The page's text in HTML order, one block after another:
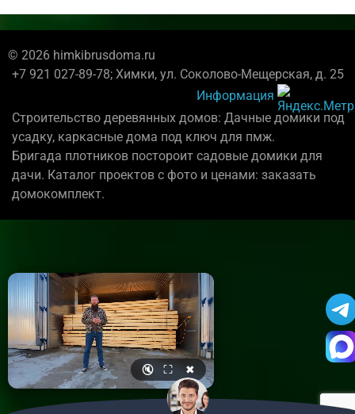
© 2026 himkibrusdoma.ru
+7 921 027-89-78; Химки, ул. Соколово-Мещерская, д. 25
Информация
Строительство деревянных домов: Дачные домики под
усадку, каркасные дома под ключ для пмж.
Бригада плотников постороит садовые домики для
дачи. Каталог проектов с фото и ценами: заказать
домокомплект.
🔇 ⛶ ✖